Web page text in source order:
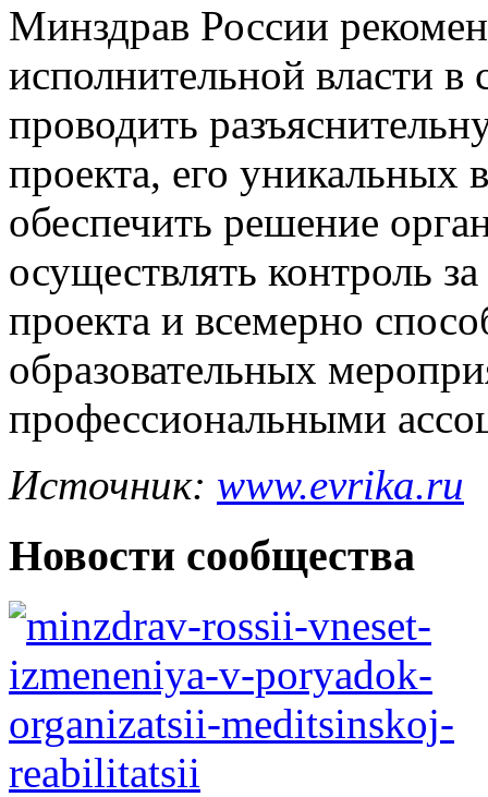
Минздрав России
исполнительной власти в
проводить
проекта, его уникальных
обеспечить решение
осуществлять контроль
проекта и всемерно
образовательных
профессиональными
Источник: www.evrika.ru
Новости сообщества